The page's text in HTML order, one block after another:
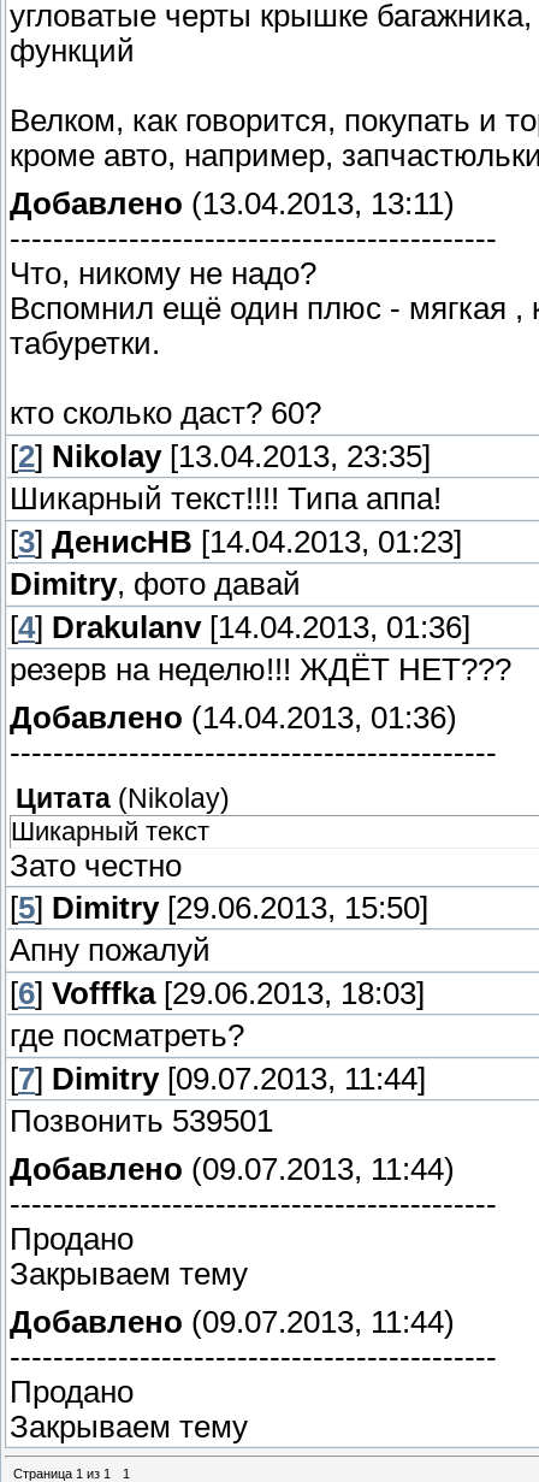
угловатые черты крышке
функций
Велком, как говорится, покупать и
кроме авто, например,
Добавлено (13.04.2013, 13:11)
---------------------------------------------
Что, никому не надо?
Вспомнил ещё один плюс - мягкая ,
табуретки.
кто сколько даст? 60?
[2] Nikolay[13.04.2013, 23:35]
Шикарный текст!!!! Типа аппа!
[3] ДенисНВ [14.04.2013, 01:23]
Dimitry, фото давай
[4] Drakulanv[14.04.2013, 01:36]
резерв на неделю!!! ЖДЁТ НЕТ???
Добавлено (14.04.2013, 01:36)
---------------------------------------------
Цитата (Nikolay)
Шикарный текст
Зато честно
[5] Dimitry[29.06.2013, 15:50]
Апну пожалуй
[6] Vofffka[29.06.2013, 18:03]
где посматреть?
[7] Dimitry[09.07.2013, 11:44]
Позвонить 539501
Добавлено (09.07.2013, 11:44)
---------------------------------------------
Продано
Закрываем тему
Добавлено (09.07.2013, 11:44)
---------------------------------------------
Продано
Закрываем тему
Страница 1 из 1 1